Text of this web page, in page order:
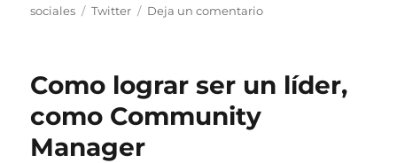
el
sociales
Etiquetas
Twitter Deja un comentarioen
en
Como lograr ser un líder,
como Community
Manager